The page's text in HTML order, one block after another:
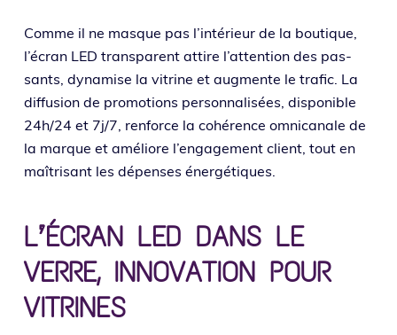
Comme il ne masque pas l’intérieur de la bou­tique,
l’écran LED trans­pa­rent attire l’attention des pas­
sants, dyna­mise la vitrine et aug­mente le tra­fic. La
dif­fu­sion de pro­mo­tions per­son­na­li­sées, dis­po­nible
24h/24 et 7j/7, ren­force la cohé­rence omni­ca­nale de
la marque et amé­liore l’engagement client, tout en
maî­tri­sant les dépenses énergétiques.
L’ÉCRAN LED DANS LE
VERRE, INNOVATION POUR
VITRINES